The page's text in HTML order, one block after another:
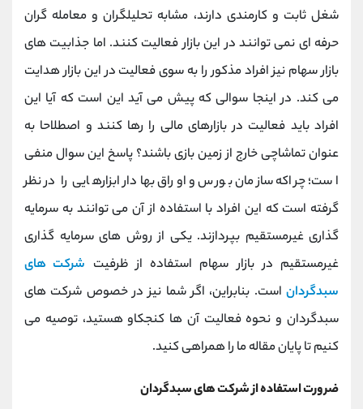
شغل ثابت و کارمندی دارند، مشابه تحلیلگران و معامله گران
حرفه ای نمی توانند در این بازار فعالیت کنند. اما جذابیت های
بازار سهام نیز افراد مذکور را به سوی فعالیت در این بازار هدایت
می کند. در اینجا سوالی که پیش می آید این است که آیا این
افراد باید فعالیت در بازارهای مالی را رها کنند و اصطلاحا به
عنوان تماشاچی خارج از زمین بازی باشند؟ پاسخ این سوال منفی
است؛ چراکه سازمان بورس و اوراق بهادار ابزارهایی را در نظر
گرفته است که این افراد با استفاده از آن می توانند به سرمایه
گذاری غیرمستقیم بپردازند. یکی از روش های سرمایه گذاری
غیرمستقیم در بازار سهام استفاده از ظرفیت شرکت های
سبدگردان است. بنابراین، اگر شما نیز در خصوص شرکت های
سبدگردان و نحوه فعالیت آن ها کنجکاو هستید، توصیه می
کنیم تا پایان مقاله ما را همراهی کنید.
ضرورت استفاده از شرکت های سبدگردان